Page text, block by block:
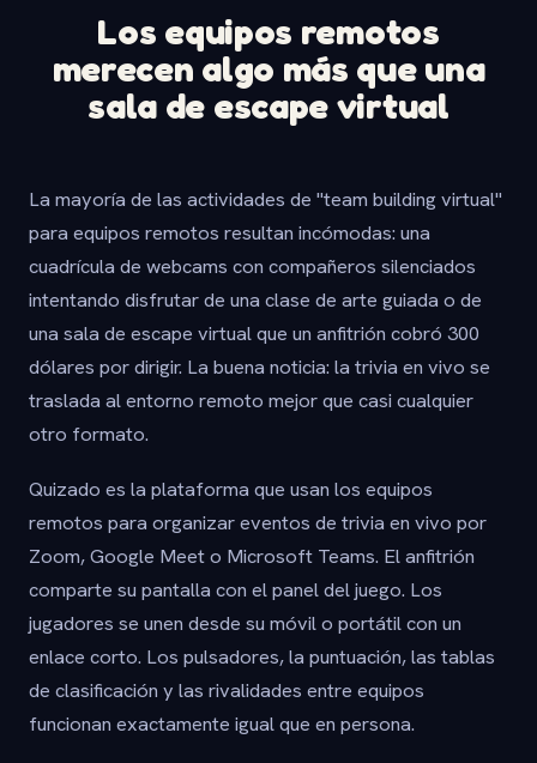
Los equipos remotos
merecen algo más que una
sala de escape virtual
La mayoría de las actividades de "team building virtual"
para equipos remotos resultan incómodas: una
cuadrícula de webcams con compañeros silenciados
intentando disfrutar de una clase de arte guiada o de
una sala de escape virtual que un anfitrión cobró 300
dólares por dirigir. La buena noticia: la trivia en vivo se
traslada al entorno remoto mejor que casi cualquier
otro formato.
Quizado es la plataforma que usan los equipos
remotos para organizar eventos de trivia en vivo por
Zoom, Google Meet o Microsoft Teams. El anfitrión
comparte su pantalla con el panel del juego. Los
jugadores se unen desde su móvil o portátil con un
enlace corto. Los pulsadores, la puntuación, las tablas
de clasificación y las rivalidades entre equipos
funcionan exactamente igual que en persona.